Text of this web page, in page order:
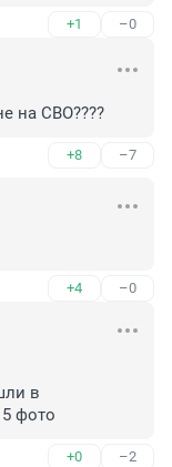
+1 –0
на СВО????
+8 –7
+4 –0
в
фото
+0 –2